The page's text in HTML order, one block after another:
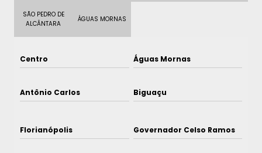
SÃO PEDRO DE
ALCÂNTARA
ÁGUAS MORNAS
Centro Águas Mornas
Antônio Carlos Biguaçu
Florianópolis Governador Celso Ramos